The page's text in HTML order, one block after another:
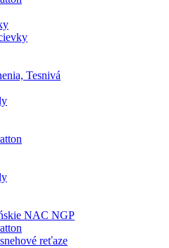
NAC NGP
reťaze